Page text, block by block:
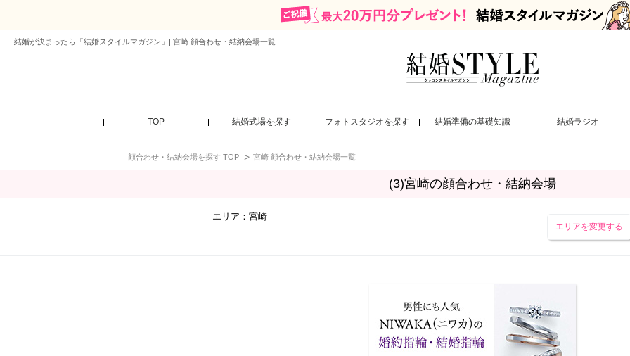
結婚が決まったら「結婚スタイルマガジン」| 宮崎 顔合わせ・結納会場一覧
TOP 結婚式場を探す フォトスタジオを探す 結婚準備の基礎知識 結婚ラジオ
顔合わせ・結納会場を探す TOP 宮崎 顔合わせ・結納会場一覧
(3)宮崎の顔合わせ・結納会場
エリア： 宮崎
エリアを変更する